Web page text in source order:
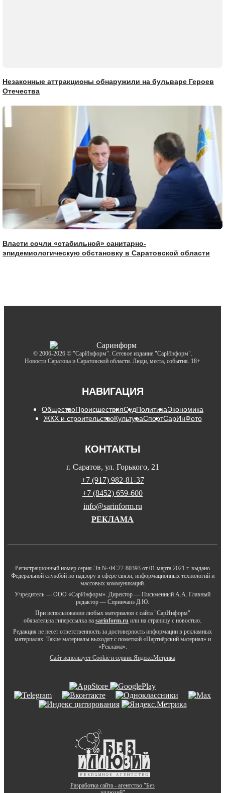
Незаконные аттракционы обнаружили на бульваре Героев
Отечества
Власти сочли «стабильной» санитарно-
эпидемиологическую обстановку в Саратовской области
© 2006-2026 © "СарИнформ". Сетевое издание "СарИнформ".
Новости Саратова и Саратовской области. Люди, места, события. 18+
НАВИГАЦИЯ
ОбществоПроисшествияСудПолитикаЭкономика
ЖКХ и строительствоКультураСпортСарИнФото
КОНТАКТЫ
г. Саратов, ул. Горького, 21
+7 (917) 982-81-37
+7 (8452) 659-600
info@sarinform.ru
РЕКЛАМА
Регистрационный номер серия Эл № ФС77-80393 от 01 марта 2021 г. выдано
Федеральной службой по надзору в сфере связи, информационных технологий и
массовых коммуникаций.
Учредитель — ООО «СарИнформ». Директор — Письменный А.А. Главный
редактор — Спринчанэ Д.Ю.
При использовании любых материалов с сайта "СарИнформ"
обязательна гиперссылка на sarinform.ru или на страницу с новостью.
Редакция не несет ответственность за достоверность информации в рекламных
материалах. Такие материалы выходят с пометкой «Партнёрский материал» и
«Реклама».
Сайт использует Cookie и сервиc Яндекс.Метрика
Разработка сайта - агентство "Без